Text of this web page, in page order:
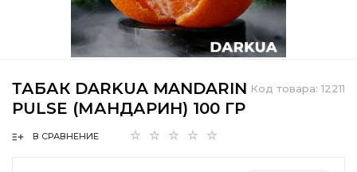
Код товара: 12211
ТАБАК DARKUA MANDARIN
PULSE (МАНДАРИН) 100 ГР
В СРАВНЕНИЕ